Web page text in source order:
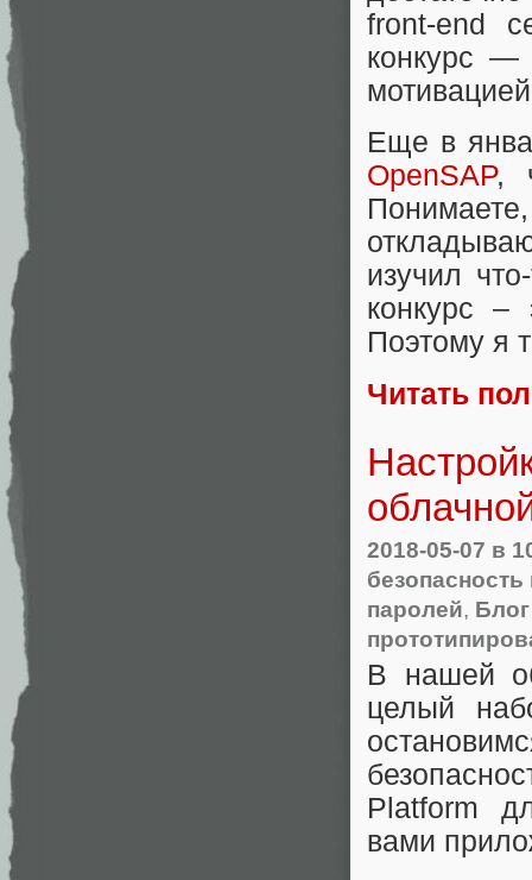
front-end
конкурс —
Еще в
OpenSAP,
изучил
конкурс –
Поэтому я
Читать
2018-05-07 в
паролей,
В нашей
целый
Platform
вами